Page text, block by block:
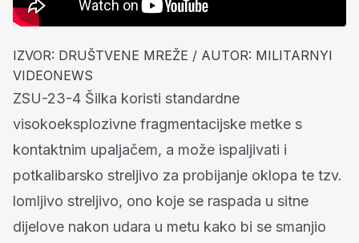
IZVOR: DRUŠTVENE MREŽE / AUTOR: MILITARNYI
VIDEONEWS
ZSU-23-4 Šilka koristi standardne
visokoeksplozivne fragmentacijske metke s
kontaktnim upaljačem, a može ispaljivati i
potkalibarsko streljivo za probijanje oklopa te tzv.
lomljivo streljivo, ono koje se raspada u sitne
dijelove nakon udara u metu kako bi se smanjio